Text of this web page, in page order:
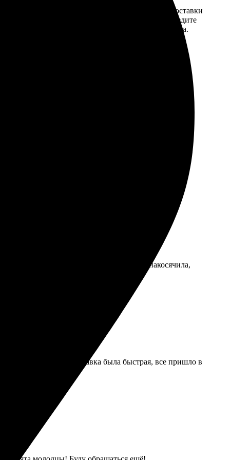
Введите адрес и выберите способ доставки
заказа. Если у вас есть промокод, введите
его в специальное поле для промокода.
когда время поджимает.
не бывает. Может, я сама при верстке накосячила,
заказ онлайн. Доставка была быстрая, все пришло в